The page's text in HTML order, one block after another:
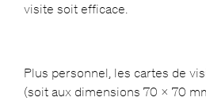
visite soit efficace.
Plus personnel, les cartes de
(soit aux dimensions 70 x 70